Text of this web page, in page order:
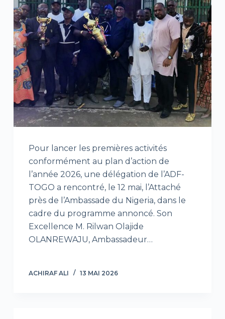
Pour lancer les premières activités
conformément au plan d’action de
l’année 2026, une délégation de l’ADF-
TOGO a rencontré, le 12 mai, l’Attaché
près de l’Ambassade du Nigeria, dans le
cadre du programme annoncé. Son
Excellence M. Rilwan Olajide
OLANREWAJU, Ambassadeur…
ACHIRAF ALI 13 MAI 2026